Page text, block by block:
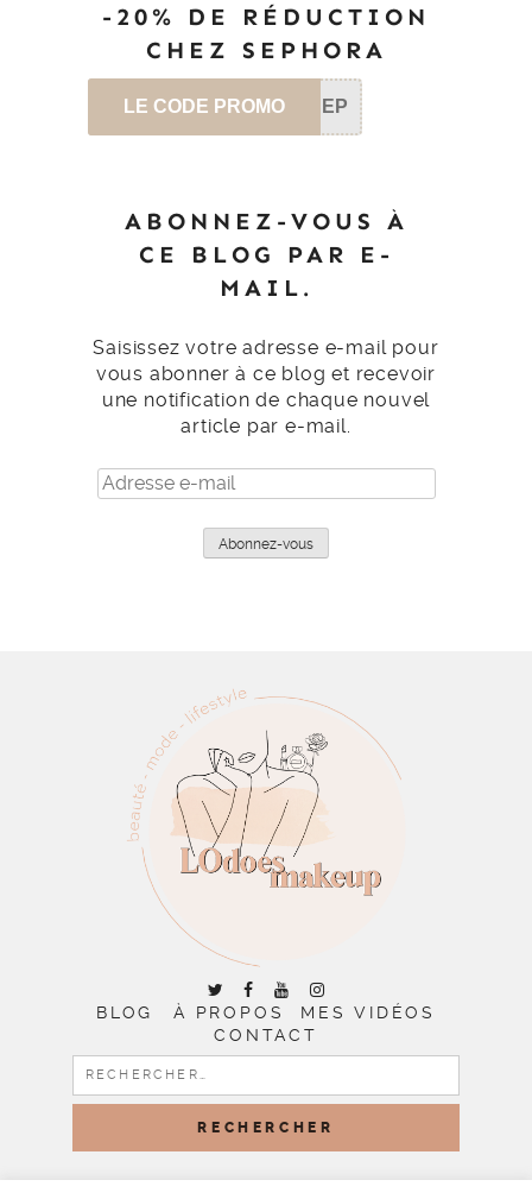
-20% DE RÉDUCTION
CHEZ SEPHORA
LE CODE PROMO SEP
ABONNEZ-VOUS À
CE BLOG PAR E-
MAIL.
Saisissez votre adresse e-mail pour
vous abonner à ce blog et recevoir
une notification de chaque nouvel
article par e-mail.
Adresse
e-
Abonnez-vous
BLOG À PROPOS
MES VIDÉOS
CONTACT
RECHERCHER :